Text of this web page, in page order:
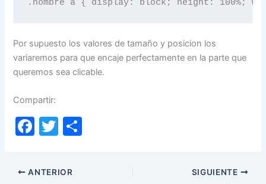
Por supuesto los valores de tamaño y posicion los
variaremos para que encaje perfectamente en la parte que
queremos sea clicable.
Compartir:
F
c
T
itt
ANTERIOR SIGUIENTE